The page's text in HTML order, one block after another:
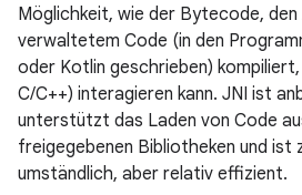
Möglichkeit, wie der Bytecode, den
verwaltetem Code (in den
oder Kotlin geschrieben)
C/C++) interagieren kann. JNI ist
unterstützt das Laden von Code
freigegebenen Bibliotheken und ist
umständlich, aber relativ effizient.